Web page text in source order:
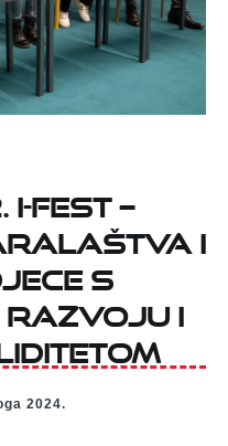
Fest –
i
s
razvoju i
2024.